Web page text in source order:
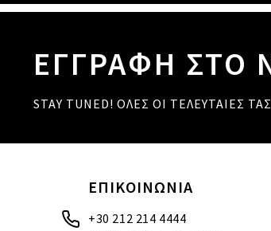
ΕΓΓΡΑΦΗ ΣΤΟ
STAY TUNED! ΟΛΕΣ ΟΙ ΤΕΛΕΥΤΑΙΕΣ
ΕΠΙΚΟΙΝΩΝΙΑ
+30 212 214 4444